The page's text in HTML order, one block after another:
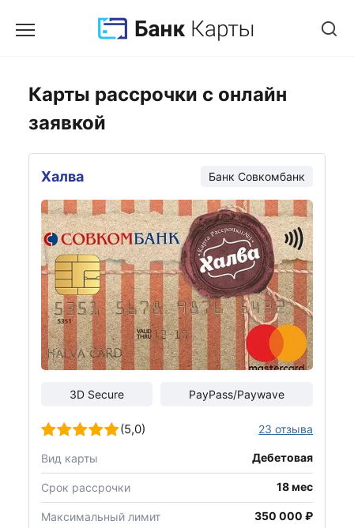
Карты рассрочки с онлайн
заявкой
Халва Банк Совкомбанк
3D Secure PayPass/Paywave
(5,0) 23 отзыва
Вид карты Дебетовая
Срок рассрочки 18 мес
Максимальный лимит 350 000 ₽